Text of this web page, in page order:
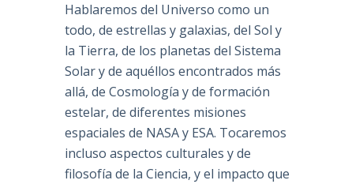
Hablaremos del Universo como un
todo, de estrellas y galaxias, del Sol y
la Tierra, de los planetas del Sistema
Solar y de aquéllos encontrados más
allá, de Cosmología y de formación
estelar, de diferentes misiones
espaciales de NASA y ESA. Tocaremos
incluso aspectos culturales y de
filosofía de la Ciencia, y el impacto que